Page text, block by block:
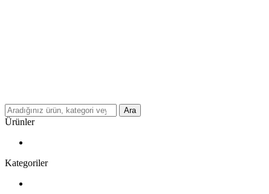
Ara
Ürünler
Kategoriler